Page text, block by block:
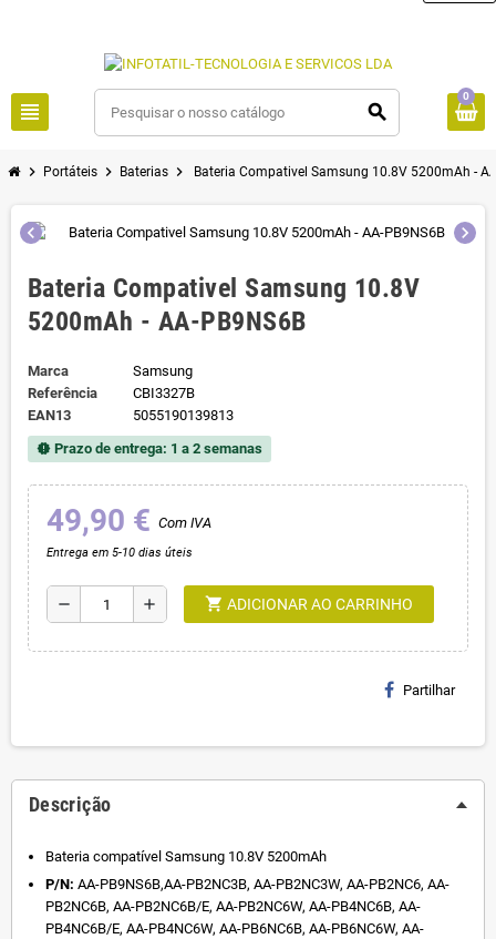
view_headline search
0
chevron_right Portáteis chevron_right Baterias chevron_right Bateria Compativel Samsung 10.8V 5200mAh -
chevron_left chevron_right
Bateria Compativel Samsung 10.8V
5200mAh - AA-PB9NS6B
Marca
Samsung
Referência
CBI3327B
EAN13
5055190139813
new_releases Prazo de entrega: 1 a 2 semanas
49,90 € Com IVA
Entrega em 5-10 dias úteis
remove add shopping_cart ADICIONAR AO CARRINHO
Partilhar
Descrição
Bateria compatível Samsung 10.8V 5200mAh
P/N: AA-PB9NS6B,AA-PB2NC3B, AA-PB2NC3W, AA-PB2NC6, AA-
PB2NC6B, AA-PB2NC6B/E, AA-PB2NC6W, AA-PB4NC6B, AA-
PB4NC6B/E, AA-PB4NC6W, AA-PB6NC6B, AA-PB6NC6W, AA-